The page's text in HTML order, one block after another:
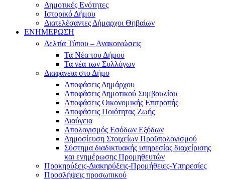
Δημοτικές Ενότητες
Ιστορικό Δήμου
Διατελέσαντες Δήμαρχοι Θηβαίων
ΕΝΗΜΕΡΩΣΗ
Δελτία Τύπου – Ανακοινώσεις
Τα Νέα του Δήμου
Τα νέα των Συλλόγων
Διαφάνεια στο Δήμο
Αποφάσεις Δημάρχου
Αποφάσεις Δημοτικού Συμβουλίου
Αποφάσεις Οικονομικής Επιτροπής
Αποφάσεις Ποιότητας Ζωής
Διαύγεια
Απολογισμός Εσόδων Εξόδων
Δημοσίευση Στοιχείων Προϋπολογισμού
Σύστημα διαδικτυακής υπηρεσίας διαχείρισης
και ενημέρωσης Προμηθευτών
Προκηρύξεις-Διακηρύξεις-Προμήθειες-Υπηρεσίες
Προσλήψεις προσωπικού